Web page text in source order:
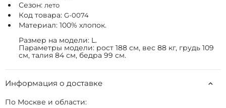
Сезон: лето
Код товара: G-0074
Материал: 100% хлопок.
Размер на модели: L.
Параметры модели: рост 188 см, вес 88 кг, грудь 109
см, талия 84 см, бедра 99 см.
Информация о доставке
По Москве и области: